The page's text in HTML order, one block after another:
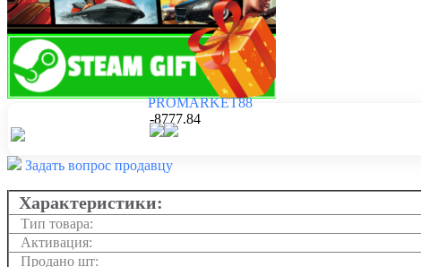
PROMARKET88
-8777.84
Задать вопрос продавцу
Характеристики:
Тип товара:
Активация:
Продано шт: